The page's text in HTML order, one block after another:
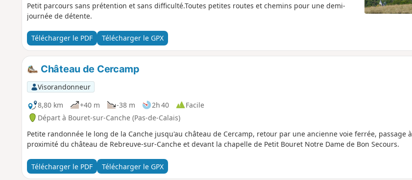
Petit parcours sans prétention et sans difficulté.Toutes petites routes et chemins pour une demi-
journée de détente.
Télécharger le PDF Télécharger le GPX
Château de Cercamp
Visorandonneur
8,80 km
+40 m -38 m 2h 40
Facile
Départ à Bouret-sur-Canche (Pas-de-Calais)
Petite randonnée le long de la Canche jusqu'au château de Cercamp, retour par une ancienne voie ferrée, passage à
proximité du château de Rebreuve-sur-Canche et devant la chapelle de Petit Bouret Notre Dame de Bon Secours.
Télécharger le PDF Télécharger le GPX